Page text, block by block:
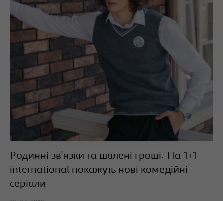
Родинні зв'язки та шалені гроші: На 1+1
international покажуть нові комедійні
серіали